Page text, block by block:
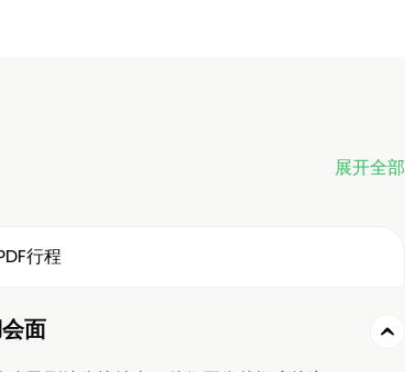
展开全部
行程
面